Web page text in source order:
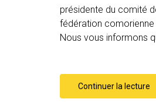
présidente du comité
fédération
Nous vous informons
Continuer la lecture